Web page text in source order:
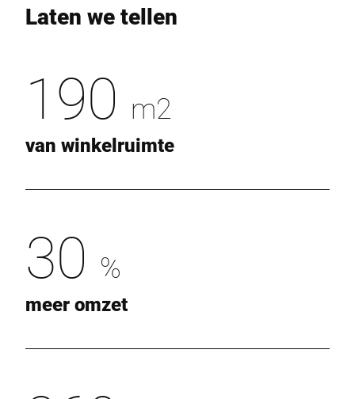
Laten we tellen
190 m2
van winkelruimte
30 %
meer omzet